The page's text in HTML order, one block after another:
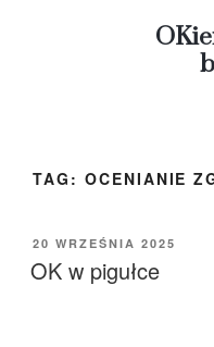
TAG: OCENIANIE
20 WRZEŚNIA 2025
OK w pigułce